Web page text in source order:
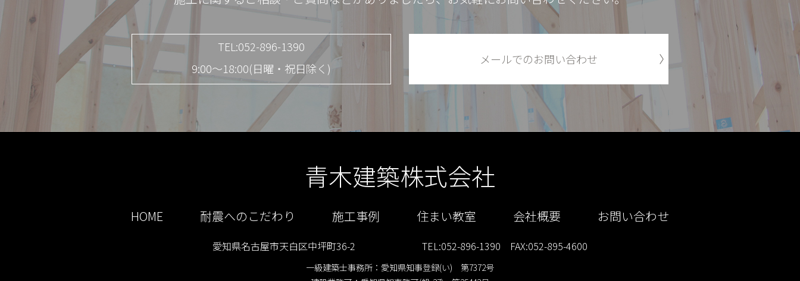
TEL:052-896-1390
9:00～18:00(日曜・祝日除く)
メールでのお問い合わせ
青木建築株式会社
HOME 耐震へのこだわり 施工事例 住まい教室 会社概要 お問い合わせ
愛知県名古屋市天白区中坪町36-2 TEL:052-896-1390 FAX:052-895-4600
一級建築士事務所：愛知県知事登録(い) 第7372号